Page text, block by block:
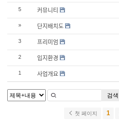
5 커뮤니티
» 단지배치도
3 프리미엄
2 입지환경
1 사업개요
검색
첫 페이지 1